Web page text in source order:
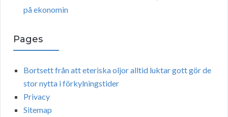
på ekonomin
Pages
Bortsett från att eteriska oljor alltid luktar gott gör de
stor nytta i förkylningstider
Privacy
Sitemap